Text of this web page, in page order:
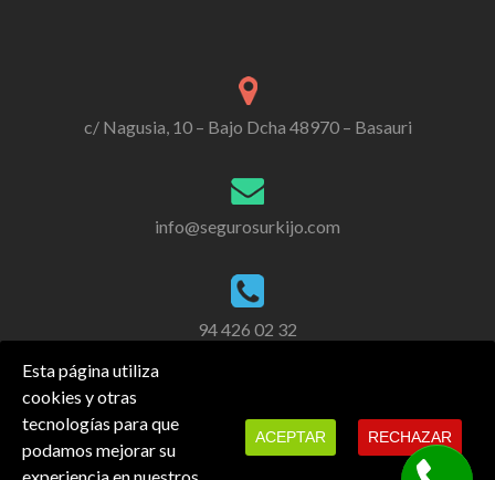
c/ Nagusia, 10 – Bajo Dcha 48970 – Basauri
info@segurosurkijo.com
94 426 02 32
Esta página utiliza
cookies y otras
tecnologías para que
podamos mejorar su
ACEPTAR RECHAZAR